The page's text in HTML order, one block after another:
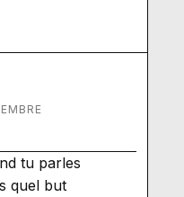
tu parles
quel but